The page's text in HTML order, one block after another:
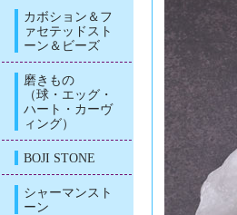
カボション＆フ
ァセテッドスト
ーン＆ビーズ
磨きもの
（球・エッグ・
ハート・カーヴ
ィング）
BOJI STONE
シャーマンスト
ーン